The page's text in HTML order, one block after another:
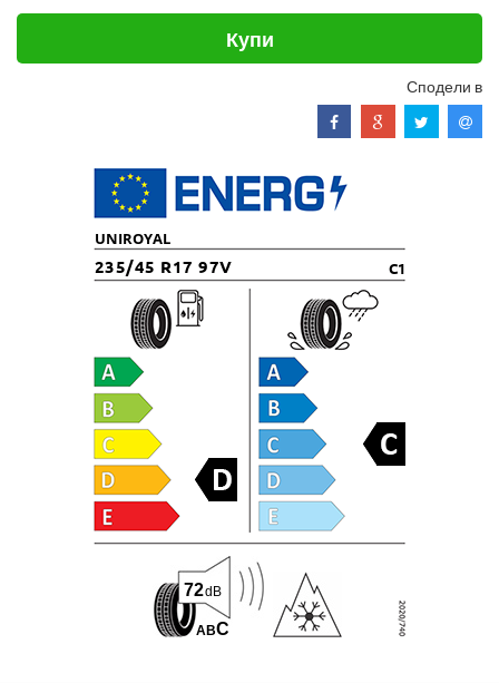
Купи
Сподели в
UNIROYAL
235/45 R17 97V C1
ABC
72dB